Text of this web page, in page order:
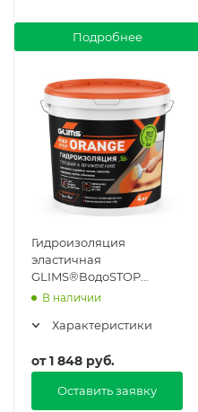
Подробнее
Гидроизоляция
эластичная
GLIMS®ВодоSTOP
ORANGE в Москве
В наличии
Характеристики
от1 848 руб.
Оставить заявку